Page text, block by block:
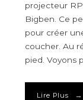
projecteur
Bigben. Ce
pour créer
coucher. Au
pied. Voyons
Lire Plus →